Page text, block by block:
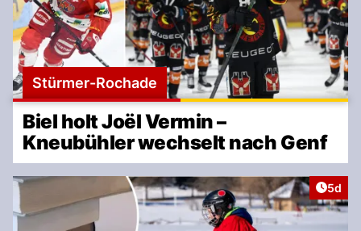
Stürmer-Rochade
Biel holt Joël Vermin –
Kneubühler wechselt nach Genf
5d